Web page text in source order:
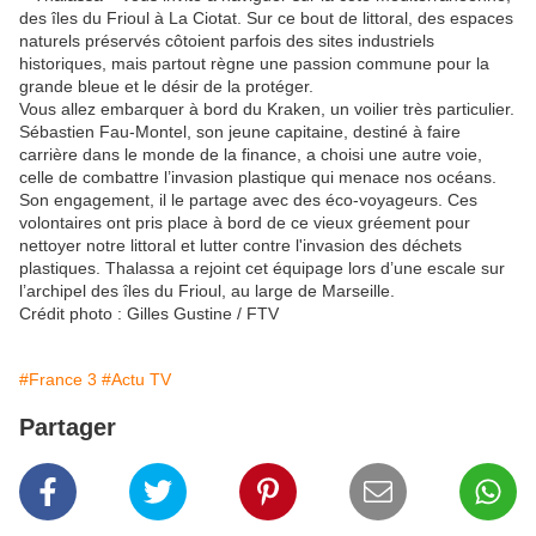
des îles du Frioul à La Ciotat. Sur ce bout de littoral, des espaces
naturels préservés côtoient parfois des sites industriels
historiques, mais partout règne une passion commune pour la
grande bleue et le désir de la protéger.
Vous allez embarquer à bord du Kraken, un voilier très particulier.
Sébastien Fau-Montel, son jeune capitaine, destiné à faire
carrière dans le monde de la finance, a choisi une autre voie,
celle de combattre l’invasion plastique qui menace nos océans.
Son engagement, il le partage avec des éco-voyageurs. Ces
volontaires ont pris place à bord de ce vieux gréement pour
nettoyer notre littoral et lutter contre l'invasion des déchets
plastiques. Thalassa a rejoint cet équipage lors d’une escale sur
l’archipel des îles du Frioul, au large de Marseille.
Crédit photo : Gilles Gustine / FTV
#France 3 #Actu TV
Partager